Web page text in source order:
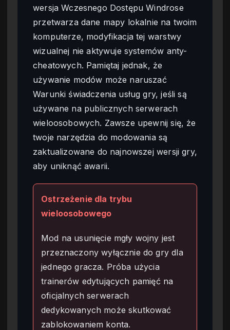
wersja Wczesnego Dostępu Windrose
przetwarza dane mapy lokalnie na twoim
komputerze, modyfikacja tej warstwy
wizualnej nie aktywuje systemów anty-
cheatowych. Pamiętaj jednak, że
używanie modów może naruszać
Warunki świadczenia usług gry, jeśli są
używane na publicznych serwerach
wieloosobowych. Zawsze upewnij się, że
twoje narzędzia do modowania są
zaktualizowane do najnowszej wersji gry,
aby uniknąć awarii.
Ostrzeżenie dla trybu
wieloosobowego
Mod na usunięcie mgły wojny jest
przeznaczony wyłącznie do gry dla
jednego gracza. Próba użycia
trainerów edytujących pamięć na
oficjalnych serwerach
dedykowanych może skutkować
zablokowaniem konta.